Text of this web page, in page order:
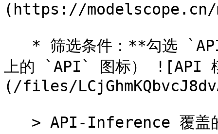
(https://modelscope.cn/
上的 `API` 图标） ![API
(/files/